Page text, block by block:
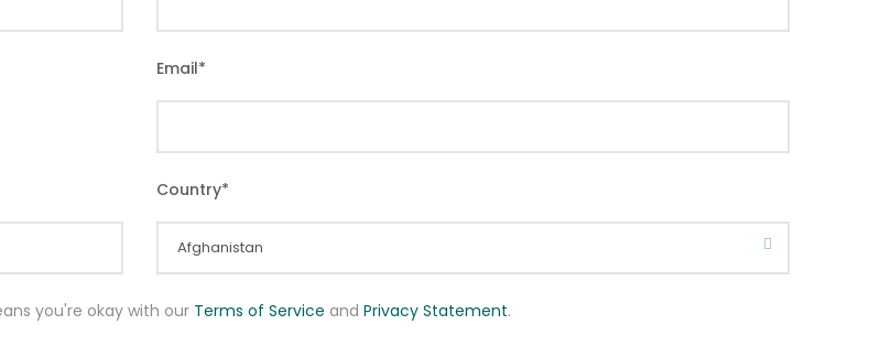
Email*
Country*
you're okay with our Terms of Service and Privacy Statement.